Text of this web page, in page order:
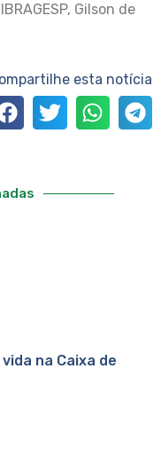
Gilson de
esta notícia
na Caixa de